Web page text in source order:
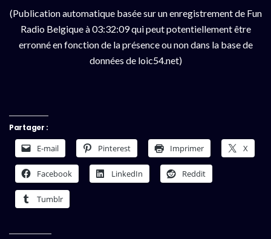
(Publication automatique basée sur un enregistrement de Fun
Radio Belgique à 03:32:09 qui peut potentiellement être
erronné en fonction de la présence ou non dans la base de
données de loic54.net)
Partager :
E-mail Pinterest Imprimer X
Facebook LinkedIn Reddit
Tumblr